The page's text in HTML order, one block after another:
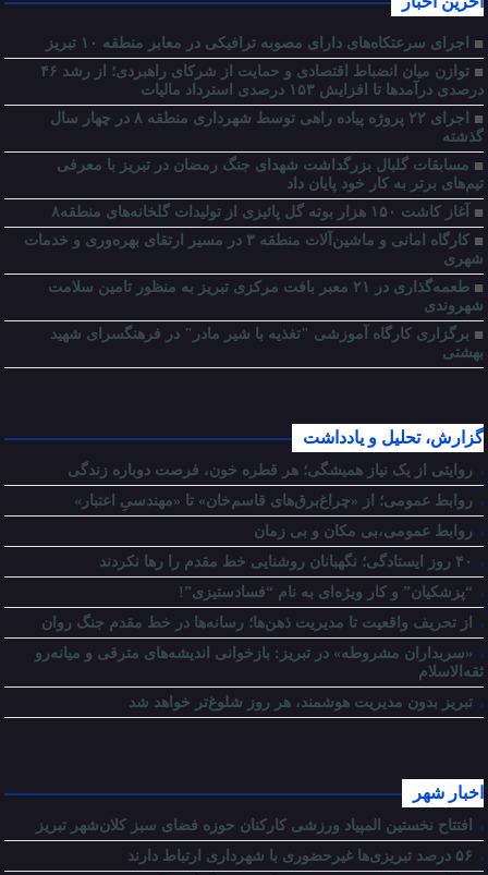
اجرای سرعتکاه‌های دارای مصوبه ترافیکی در معابر منطقه ۱۰ تبریز
توازن میان انضباط اقتصادی و حمایت از شرکای راهبردی؛ از رشد ۴۶
درصدی درآمدها تا افزایش ۱۵۳ درصدی استرداد مالیات
اجرای ۲۲ پروژه پیاده راهی توسط شهرداری منطقه ۸ در چهار سال
گذشته
مسابقات گلبال بزرگداشت شهدای جنگ رمضان در تبریز با معرفی
تیم‌های برتر به کار خود پایان داد
آغاز کاشت ۱۵۰ هزار بوته گل پائیزی از تولیدات گلخانه‌های منطقه۸
کارگاه امانی و ماشین‌آلات منطقه ۳ در مسیر ارتقای بهره‌وری و خدمات
شهری
طعمه‌گذاری در ۲۱ معبر بافت مرکزی تبریز به منظور تامین سلامت
شهروندی
برگزاری کارگاه آموزشی "تغذیه با شیر مادر" در فرهنگسرای شهید
بهشتی
گزارش، تحلیل و یادداشت
روایتی از یک نیاز همیشگی؛ هر قطره خون، فرصت دوباره زندگی
روابط عمومی؛ از «چراغ‌برق‌های قاسم‌خان» تا «مهندسیِ اعتبار»
روابط عمومی،بی مکان و بی زمان
“پزشکیان” و کار ویژه‌ای به نام “فسادستیزی”!
از تحریف واقعیت تا مدیریت ذهن‌ها؛ رسانه‌ها در خط مقدم جنگ روان
«سربداران مشروطه» در تبریز: بازخوانی اندیشه‌های مترقی و میانه‌رو
ثقه‌الاسلام
تبریز بدون مدیریت هوشمند، هر روز شلوغ‌تر خواهد شد
اخبار شهر
افتتاح نخستین المپیاد ورزشی کارکنان حوزه فضای سبز کلان‌شهر تبریز